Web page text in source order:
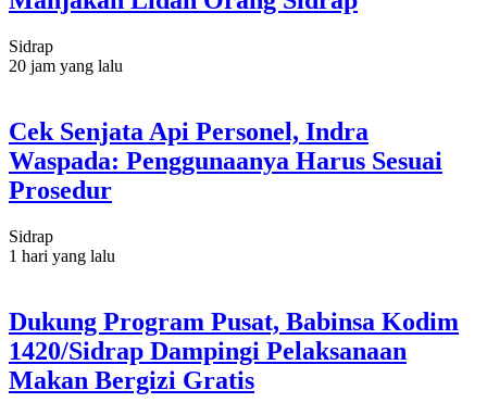
Sidrap
20 jam yang lalu
Cek Senjata Api Personel, Indra
Waspada: Penggunaanya Harus Sesuai
Prosedur
Sidrap
1 hari yang lalu
Dukung Program Pusat, Babinsa Kodim
1420/Sidrap Dampingi Pelaksanaan
Makan Bergizi Gratis